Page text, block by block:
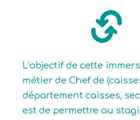
L’objectif de cette
métier de Chef de
département caisses,
est de permettre au